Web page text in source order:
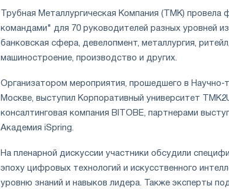
Трубная Металлургическая Компания (ТМК)
командами" для 70 руководителей разных уровней из
банковская сфера, девелопмент, металлургия,
машиностроение, производство и других.
Организатором мероприятия, прошедшего в
Москве, выступил Корпоративный университет
консалтинговая компания BITOBE, партнерами
Академия iSpring.
На пленарной дискуссии участники обсудили
эпоху цифровых технологий и искусственного
уровню знаний и навыков лидера. Также эксперты